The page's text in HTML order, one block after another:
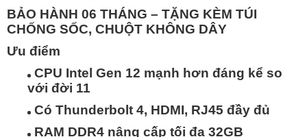
BẢO HÀNH 06 THÁNG – TẶNG KÈM TÚI
CHỐNG SỐC, CHUỘT KHÔNG DÂY
Ưu điểm
CPU Intel Gen 12 mạnh hơn đáng kể so
với đời 11
Có Thunderbolt 4, HDMI, RJ45 đầy đủ
RAM DDR4 nâng cấp tối đa 32GB